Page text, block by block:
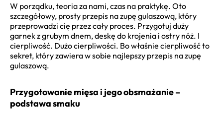
W porządku, teoria za nami, czas na praktykę. Oto
szczegółowy, prosty przepis na zupę gulaszową, który
przeprowadzi cię przez cały proces. Przygotuj duży
garnek z grubym dnem, deskę do krojenia i ostry nóż. I
cierpliwość. Dużo cierpliwości. Bo właśnie cierpliwość to
sekret, który zawiera w sobie najlepszy przepis na zupę
gulaszową.
Przygotowanie mięsa i jego obsmażanie –
podstawa smaku